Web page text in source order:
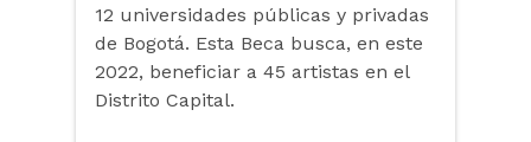
12 universidades públicas y privadas
de Bogotá. Esta Beca busca, en este
2022, beneficiar a 45 artistas en el
Distrito Capital.